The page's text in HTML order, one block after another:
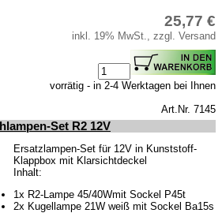
25,77 €
inkl. 19% MwSt., zzgl. Versand
vorrätig - in 2-4 Werktagen bei Ihnen
Art.Nr. 7145
Set R2 12V
Ersatzlampen-Set für 12V in Kunststoff-
Klappbox mit Klarsichtdeckel
Inhalt:
1x R2-Lampe 45/40Wmit Sockel P45t
2x Kugellampe 21W weiß mit Sockel Ba15s